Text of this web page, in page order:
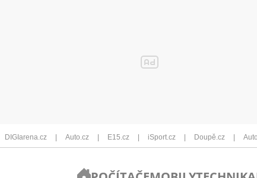
DIGIarena.cz Auto.cz E15.cz iSport.cz Doupě.cz